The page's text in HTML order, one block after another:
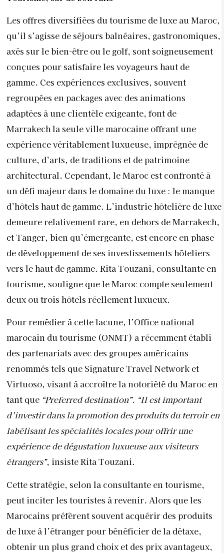
Les offres diversifiées du tourisme de luxe au Maroc,
qu’il s’agisse de séjours balnéaires, gastronomiques,
axés sur le bien-être ou le golf, sont soigneusement
conçues pour satisfaire les voyageurs haut de
gamme. Ces expériences exclusives, souvent
regroupées en packages avec des animations
adaptées à une clientèle exigeante, font de
Marrakech la seule ville marocaine offrant une
expérience véritablement luxueuse, imprégnée de
culture, d’arts, de traditions et de patrimoine
architectural. Cependant, le Maroc est confronté à
un défi majeur dans le domaine du luxe : le manque
d’hôtels haut de gamme. L’industrie hôtelière de luxe
demeure relativement rare, en dehors de Marrakech,
et Tanger, bien qu’émergeante, est encore en phase
de développement de ses investissements hôteliers
vers le haut de gamme. Rita Touzani, consultante en
tourisme, souligne que le Maroc compte seulement
deux ou trois hôtels réellement luxueux.
Pour remédier à cette lacune, l’Office national
marocain du tourisme (ONMT) a récemment établi
des partenariats avec des groupes américains
renommés tels que Signature Travel Network et
Virtuoso, visant à accroître la notoriété du Maroc en
tant que “Preferred destination”. “Il est important
d’investir dans la promotion des produits du terroir en
labélisant les spécialités locales pour offrir une
expérience de dégustation luxueuse aux visiteurs
étrangers”, insiste Rita Touzani.
Cette stratégie, selon la consultante en tourisme,
peut inciter les touristes à revenir. Alors que les
Marocains préfèrent souvent acquérir des produits
de luxe à l’étranger pour bénéficier de la détaxe,
obtenir un plus grand choix et des prix avantageux,